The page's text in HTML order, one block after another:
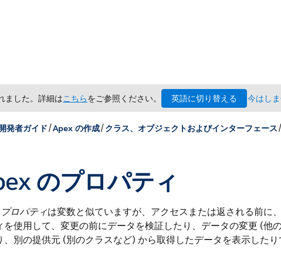
ました。詳細はこちらをご参照ください。 英語に切り替える 今はし
発者ガイド/Apex の作成/クラス、オブジェクトおよびインターフェース/
のプロパティ
プロパティは変数と似ていますが、アクセスまたは返される前に
を使用して、変更の前にデータを検証したり、データの変更 (他
、別の提供元 (別のクラスなど) から取得したデータを表示したり